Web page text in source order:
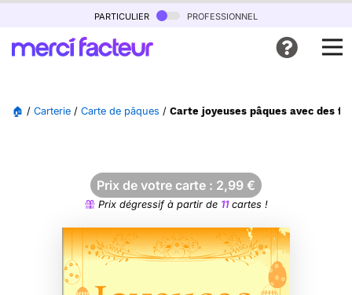
particulier professionnel
🏠 / Carterie / Carte de pâques / Carte joyeuses pâques avec des
Prix de votre carte : 2,99 €
Prix dégressif à partir de 11cartes !